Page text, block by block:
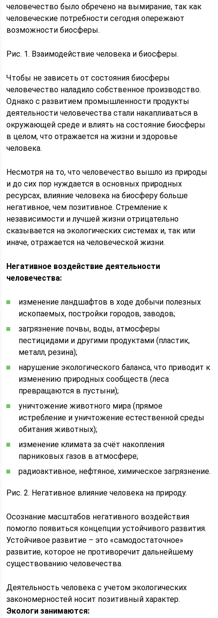
человечество было обречено на вымирание, так как
человеческие потребности сегодня опережают
возможности биосферы.
Рис. 1. Взаимодействие человека и биосферы.
Чтобы не зависеть от состояния биосферы
человечество наладило собственное производство.
Однако с развитием промышленности продукты
деятельности человечества стали накапливаться в
окружающей среде и влиять на состояние биосферы
в целом, что отражается на жизни и здоровье
человека.
Несмотря на то, что человечество вышло из природы
и до сих пор нуждается в основных природных
ресурсах, влияние человека на биосферу больше
негативное, чем позитивное. Стремление к
независимости и лучшей жизни отрицательно
сказывается на экологических системах и, так или
иначе, отражается на человеческой жизни.
Негативное воздействие деятельности
человечества:
изменение ландшафтов в ходе добычи полезных
ископаемых, постройки городов, заводов;
загрязнение почвы, воды, атмосферы
пестицидами и другими продуктами (пластик,
металл, резина);
нарушение экологического баланса, что приводит к
изменению природных сообществ (леса
превращаются в пустыни);
уничтожение животного мира (прямое
истребление и уничтожение естественной среды
обитания животных);
изменение климата за счёт накопления
парниковых газов в атмосфере;
радиоактивное, нефтяное, химическое загрязнение.
Рис. 2. Негативное влияние человека на природу.
Осознание масштабов негативного воздействия
помогло появиться концепции устойчивого развития.
Устойчивое развитие – это «самодостаточное»
развитие, которое не противоречит дальнейшему
существованию человечества.
Деятельность человека с учетом экологических
закономерностей носит позитивный характер.
Экологи занимаются: